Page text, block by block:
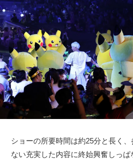
ショーの所要時間は約25分と長く、
ない充実した内容に終始興奮しっぱ